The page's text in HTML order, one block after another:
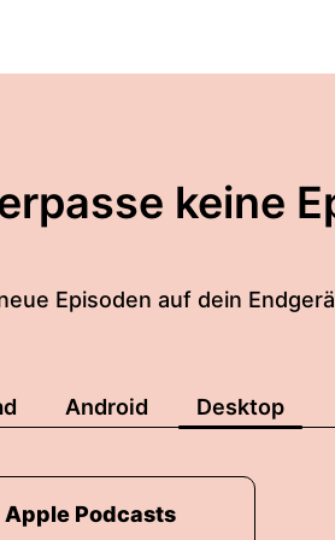
keine
Episoden auf dein
Android Desktop
Apple Podcasts